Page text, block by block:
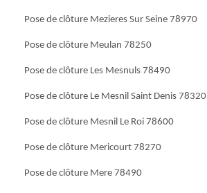
Pose de clôture Mezieres Sur Seine 78970
Pose de clôture Meulan 78250
Pose de clôture Les Mesnuls 78490
Pose de clôture Le Mesnil Saint Denis 78320
Pose de clôture Mesnil Le Roi 78600
Pose de clôture Mericourt 78270
Pose de clôture Mere 78490